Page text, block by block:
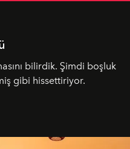
bilirdik. Şimdi boşluk
gibi hissettiriyor.